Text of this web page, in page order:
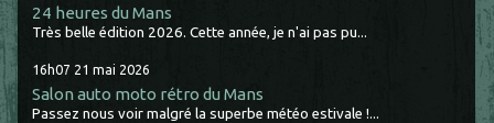
24 heures du Mans
Très belle édition 2026. Cette année, je n'ai pas pu...
16h07 21 mai 2026
Salon auto moto rétro du Mans
Passez nous voir malgré la superbe météo estivale !...